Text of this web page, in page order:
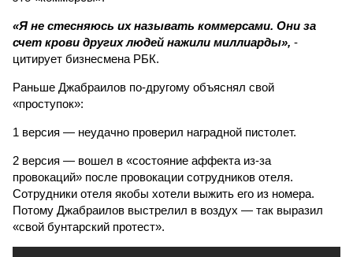
«Я не стесняюсь их называть коммерсами. Они за
счет крови других людей нажили миллиарды», -
цитирует бизнесмена РБК.
Раньше Джабраилов по-другому объяснял свой
«проступок»:
1 версия — неудачно проверил наградной пистолет.
2 версия — вошел в «состояние аффекта из-за
провокаций» после провокации сотрудников отеля.
Сотрудники отеля якобы хотели выжить его из номера.
Потому Джабраилов выстрелил в воздух — так выразил
«свой бунтарский протест».